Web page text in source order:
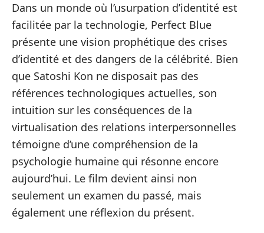
Dans un monde où l’usurpation d’identité est
facilitée par la technologie, Perfect Blue
présente une vision prophétique des crises
d’identité et des dangers de la célébrité. Bien
que Satoshi Kon ne disposait pas des
références technologiques actuelles, son
intuition sur les conséquences de la
virtualisation des relations interpersonnelles
témoigne d’une compréhension de la
psychologie humaine qui résonne encore
aujourd’hui. Le film devient ainsi non
seulement un examen du passé, mais
également une réflexion du présent.